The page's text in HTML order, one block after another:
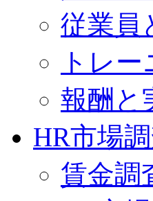
従業員
トレ
報酬と
HR市場
賃金調